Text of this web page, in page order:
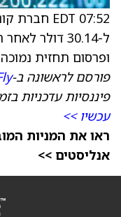
07:52 EDT חברת קונסנטריקס (
ל-30.14 דולר
ופרסום תחזית
פורסם לראשונה ב-
פיננסיות עדכניות
עכשיו >>
ראו את המניות
אנליסטים >>